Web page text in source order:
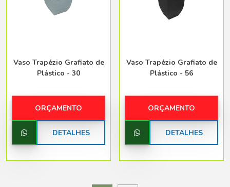
Vaso Trapézio Grafiato de
Plástico - 30
ORÇAMENTO
DETALHES
Vaso Trapézio Grafiato de
Plástico - 56
ORÇAMENTO
DETALHES